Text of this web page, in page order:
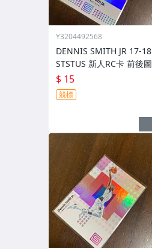
Y3204492568
DENNIS SMITH JR 17-18
STSTUS 新人RC卡 前後圖
$ 15
競標